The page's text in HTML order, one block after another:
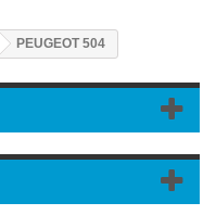
PEUGEOT 504